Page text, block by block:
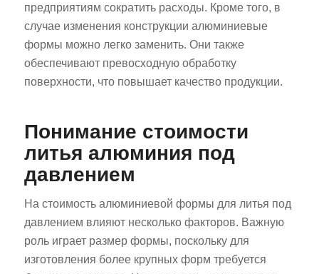
предприятиям сократить расходы. Кроме того, в
случае изменения конструкции алюминиевые
формы можно легко заменить. Они также
обеспечивают превосходную обработку
поверхности, что повышает качество продукции.
Понимание стоимости
литья алюминия под
давлением
На стоимость алюминиевой формы для литья под
давлением влияют несколько факторов. Важную
роль играет размер формы, поскольку для
изготовления более крупных форм требуется